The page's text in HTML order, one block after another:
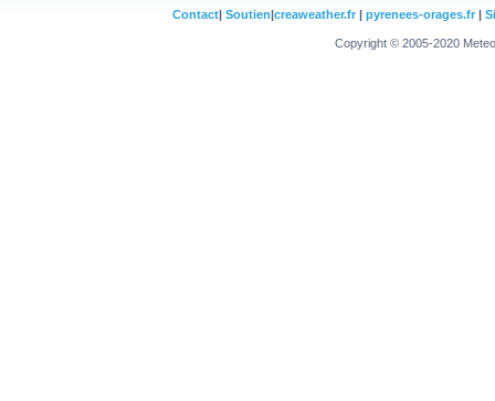
Contact| Soutien|creaweather.fr | pyrenees-orages.fr |
Copyright © 2005-2020